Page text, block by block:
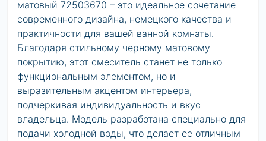
матовый 72503670 – это идеальное сочетание
современного дизайна, немецкого качества и
практичности для вашей ванной комнаты.
Благодаря стильному черному матовому
покрытию, этот смеситель станет не только
функциональным элементом, но и
выразительным акцентом интерьера,
подчеркивая индивидуальность и вкус
владельца. Модель разработана специально для
подачи холодной воды, что делает ее отличным